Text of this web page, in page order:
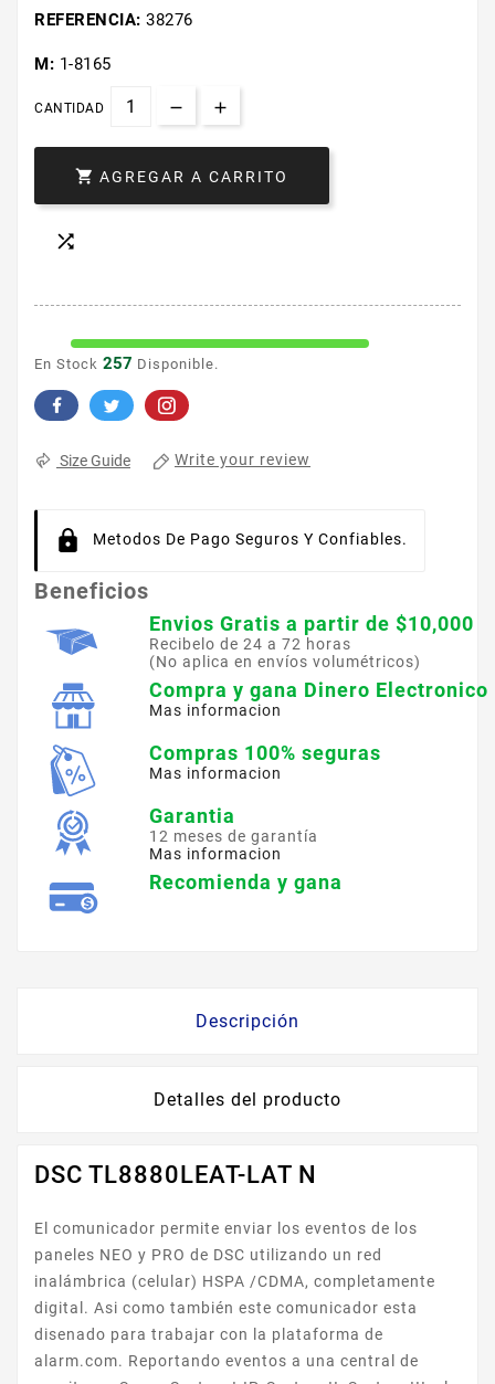
REFERENCIA: 38276
M: 1-8165
CANTIDAD
 AGREGAR A CARRITO

En Stock 257 Disponible.
Size Guide Write your review
Metodos De Pago Seguros Y Confiables.
Beneficios
Envios Gratis a partir de $10,000
Recibelo de 24 a 72 horas
(No aplica en envíos volumétricos)
Compra y gana Dinero Electronico
Mas informacion
Compras 100% seguras
Mas informacion
Garantia
12 meses de garantía
Mas informacion
Recomienda y gana
Descripción
Detalles del producto
DSC TL8880LEAT-LAT N
El comunicador permite enviar los eventos de los
paneles NEO y PRO de DSC utilizando un red
inalámbrica (celular) HSPA /CDMA, completamente
digital. Asi como también este comunicador esta
disenado para trabajar con la plataforma de
alarm.com. Reportando eventos a una central de